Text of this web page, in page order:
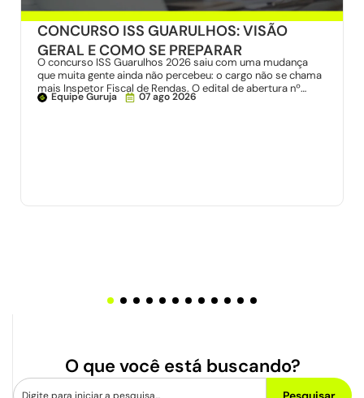
CONCURSO ISS GUARULHOS: VISÃO
GERAL E COMO SE PREPARAR
O concurso ISS Guarulhos 2026 saiu com uma mudança
que muita gente ainda não percebeu: o cargo não se chama
mais Inspetor Fiscal de Rendas. O edital de abertura nº…
Equipe Guruja 07 ago 2026
O que você está buscando?